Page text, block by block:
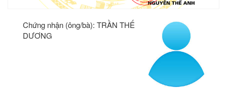
Chứng nhận (ông/bà): TRẦN THẾ
DƯƠNG